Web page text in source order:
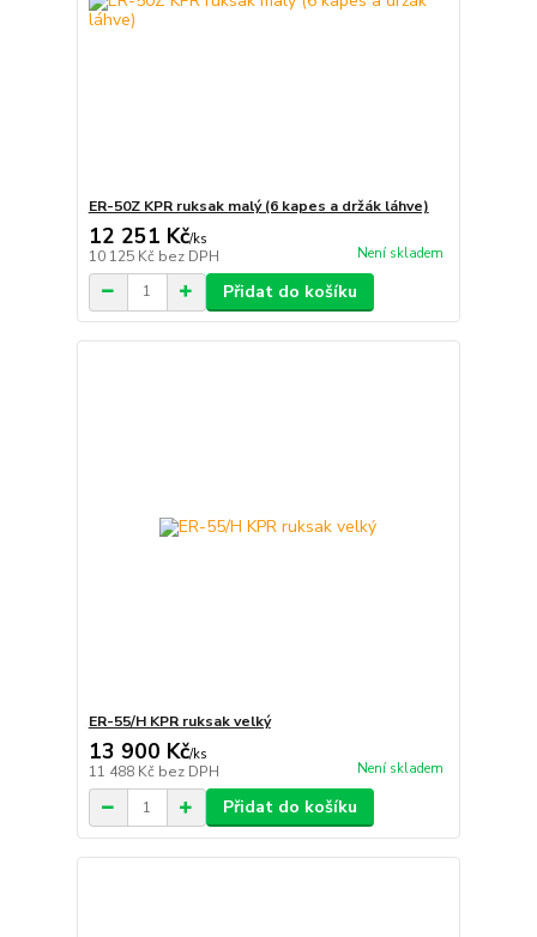
ER-50Z KPR ruksak malý (6 kapes a držák láhve)
12 251 Kč/ks
10 125 Kč bez DPH Není skladem
Přidat do košíku
ER-55/H KPR ruksak velký
13 900 Kč/ks
11 488 Kč bez DPH Není skladem
Přidat do košíku